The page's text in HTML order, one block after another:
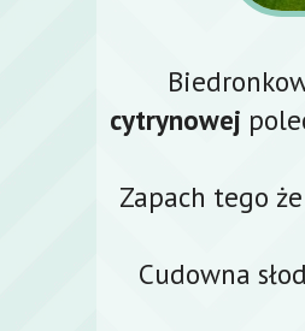
cytrynowej
Zapach tego
Cudowna